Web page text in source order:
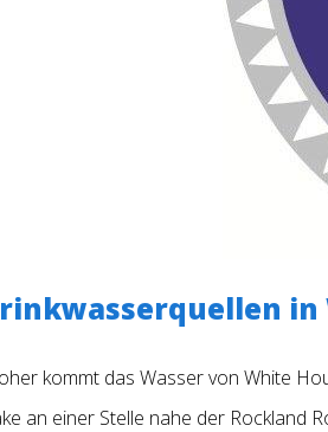
in
kommt das Wasser von White
an einer Stelle nahe der Rockland
zu öffnen